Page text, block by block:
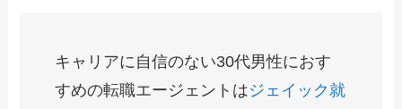
キャリアに自信のない30代男性におす
すめの転職エージェントはジェイック就